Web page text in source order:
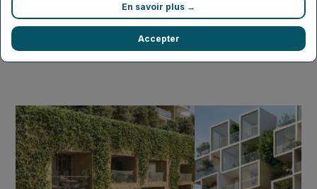
En savoir plus →
Accepter